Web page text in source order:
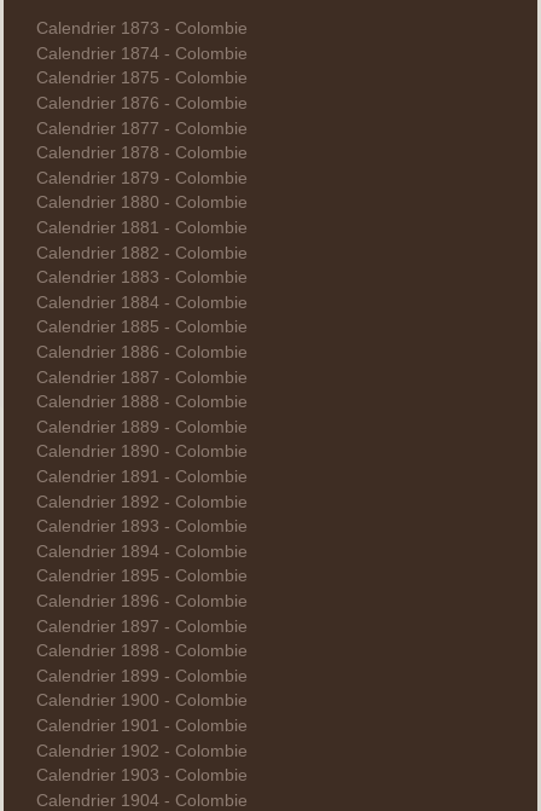
Calendrier 1873 - Colombie
Calendrier 1874 - Colombie
Calendrier 1875 - Colombie
Calendrier 1876 - Colombie
Calendrier 1877 - Colombie
Calendrier 1878 - Colombie
Calendrier 1879 - Colombie
Calendrier 1880 - Colombie
Calendrier 1881 - Colombie
Calendrier 1882 - Colombie
Calendrier 1883 - Colombie
Calendrier 1884 - Colombie
Calendrier 1885 - Colombie
Calendrier 1886 - Colombie
Calendrier 1887 - Colombie
Calendrier 1888 - Colombie
Calendrier 1889 - Colombie
Calendrier 1890 - Colombie
Calendrier 1891 - Colombie
Calendrier 1892 - Colombie
Calendrier 1893 - Colombie
Calendrier 1894 - Colombie
Calendrier 1895 - Colombie
Calendrier 1896 - Colombie
Calendrier 1897 - Colombie
Calendrier 1898 - Colombie
Calendrier 1899 - Colombie
Calendrier 1900 - Colombie
Calendrier 1901 - Colombie
Calendrier 1902 - Colombie
Calendrier 1903 - Colombie
Calendrier 1904 - Colombie